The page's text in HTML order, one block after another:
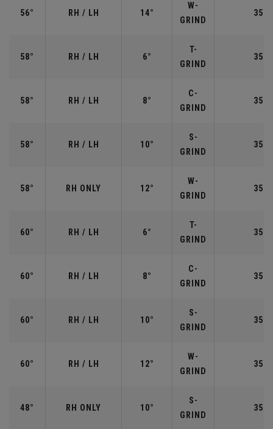
56° RH / LH 14°
W-
GRIND
58° RH / LH 6°
T-
GRIND
58° RH / LH 8°
C-
GRIND
58° RH / LH 10°
S-
GRIND
58° RH ONLY 12°
W-
GRIND
60° RH / LH 6°
T-
GRIND
60° RH / LH 8°
C-
GRIND
60° RH / LH 10°
S-
GRIND
60° RH / LH 12°
W-
GRIND
48° RH ONLY 10°
S-
GRIND